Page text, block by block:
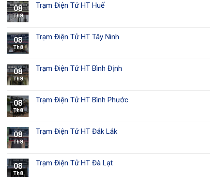
08
Th8
Trạm Điện Tử HT Huế
08
Th8
Trạm Điện Tử HT Tây Ninh
08
Th8
Trạm Điện Tử HT Bình Định
08
Th8
Trạm Điện Tử HT Bình Phước
08
Th8
Trạm Điện Tử HT Đắk Lắk
08
Th8
Trạm Điện Tử HT Đà Lạt